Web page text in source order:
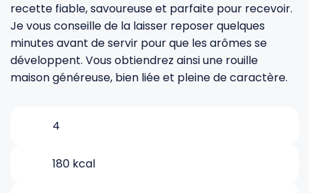
recette fiable, savoureuse et parfaite pour recevoir.
Je vous conseille de la laisser reposer quelques
minutes avant de servir pour que les arômes se
développent. Vous obtiendrez ainsi une rouille
maison généreuse, bien liée et pleine de caractère.
4
180 kcal